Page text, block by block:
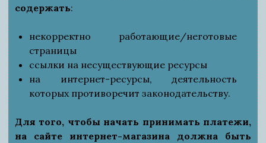
содержать:
некорректно работающие/неготовые
страницы
ссылки на несуществующие ресурсы
на интернет-ресурсы, деятельность
которых противоречит законодательству.
Для того, чтобы начать принимать платежи,
на сайте интернет-магазина должна быть